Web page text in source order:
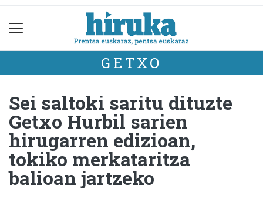
GETXO
Sei saltoki saritu dituzte
Getxo Hurbil sarien
hirugarren edizioan,
tokiko merkataritza
balioan jartzeko